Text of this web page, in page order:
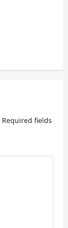
Required fields